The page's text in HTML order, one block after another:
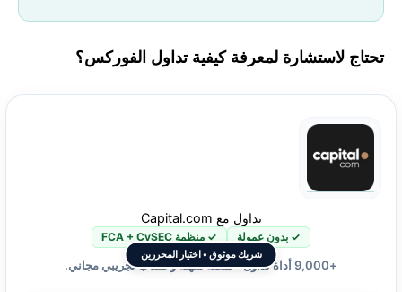
تحتاج لاستشارة لمعرفة كيفية تداول الفوركس؟
شريك موثوق • اختيار المحررين
تداول مع Capital.com
✓ بدون عمولة ✓ منظمة FCA + CySEC
+9,000 أداة تداول • منصة سهلة وحساب تجريبي مجاني.